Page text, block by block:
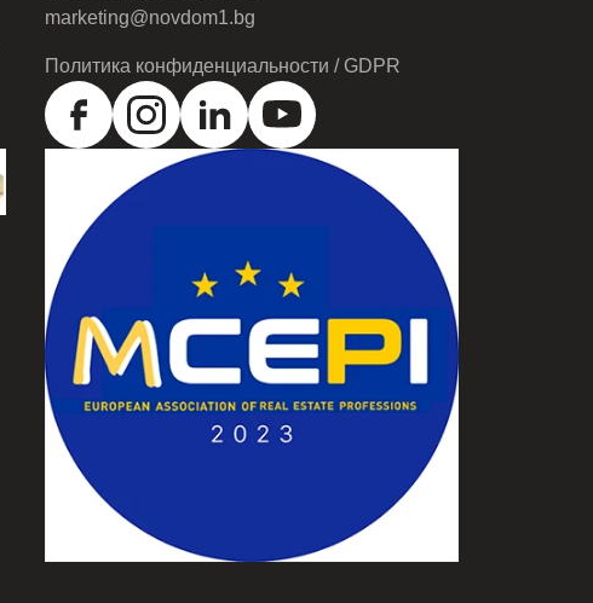
marketing@novdom1.bg
Политика конфиденциальности / GDPR